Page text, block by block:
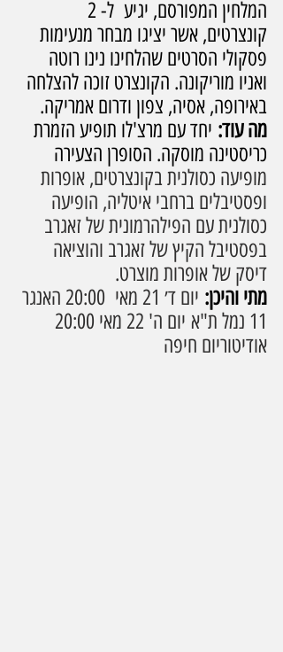
קונצרטים, אשר יציגו מבחר מנעימות
פסקולי הסרטים שהלחינו נינו רוטה
ואניו מוריקונה. הקונצרט זוכה להצלחה
באירופה, אסיה, צפון ודרום אמריקה.
מה עוד: יחד עם מרצ'לו תופיע הזמרת
כריסטינה מוסקה. הסופרן הצעירה
מופיעה כסולנית בקונצרטים, אופרות
ופסטיבלים ברחבי איטליה, הופיעה
כסולנית עם הפילהרמונית של זאגרב
בפסטיבל הקיץ של זאגרב והוציאה
דיסק של אופרות מוצרט.
מתי והיכן:
יום ד׳ 21 מאי  20:00 האנגר
אודיטוריום חיפה